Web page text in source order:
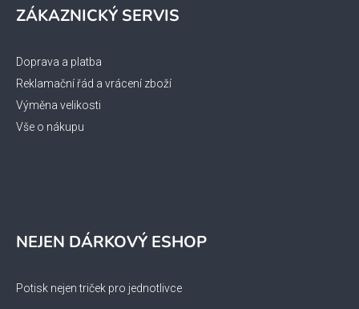
ZÁKAZNICKÝ SERVIS
Doprava a platba
Reklamační řád a vrácení zboží
Výměna velikosti
Vše o nákupu
NEJEN DÁRKOVÝ ESHOP
Potisk nejen triček pro jednotlivce